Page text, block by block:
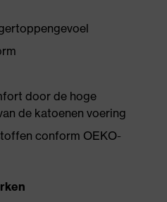
door de hoge
de katoenen voering
conform OEKO-